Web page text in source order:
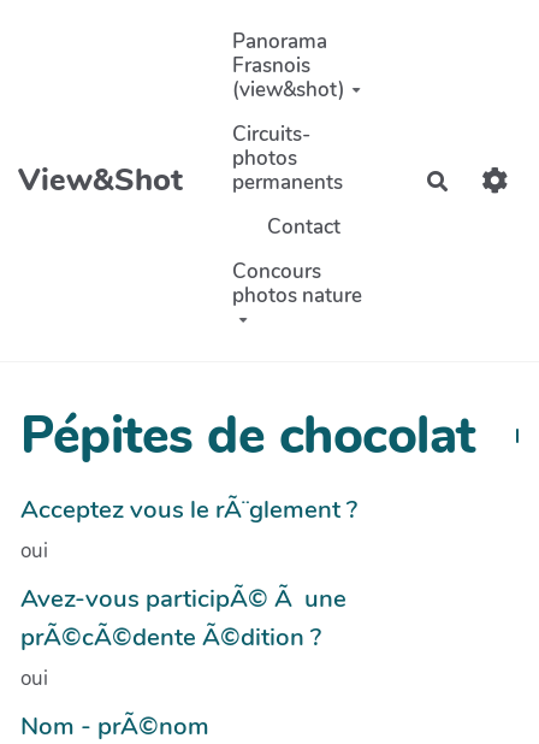
Aller au contenu principal
View&Shot
Panorama
Frasnois
(view&shot)
Circuits-
photos
permanents
Contact
Concours
photos nature
Pépites de chocolat
Acceptez vous le rÃ¨glement ?
oui
Avez-vous participÃ© Ã une
prÃ©cÃ©dente Ã©dition ?
oui
Nom - prÃ©nom